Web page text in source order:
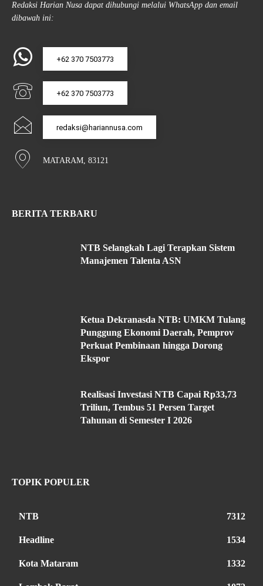
Redaksi Harian Nusa dapat dihubungi melalui WhatsApp dan email
dibawah ini:
+62 370 7503773
+62 370 7503773
redaksi@hariannusa.com
MATARAM, 83121
BERITA TERBARU
NTB Selangkah Lagi Terapkan Sistem
Manajemen Talenta ASN
Ketua Dekranasda NTB: UMKM Tulang
Punggung Ekonomi Daerah, Pemprov
Perkuat Pembinaan hingga Dorong
Ekspor
Realisasi Investasi NTB Capai Rp33,73
Triliun, Tembus 51 Persen Target
Tahunan di Semester I 2026
TOPIK POPULER
NTB 7312
Headline 1534
Kota Mataram 1332